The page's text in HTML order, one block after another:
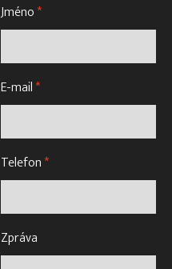
Jméno*
E-mail*
Telefon*
Zpráva